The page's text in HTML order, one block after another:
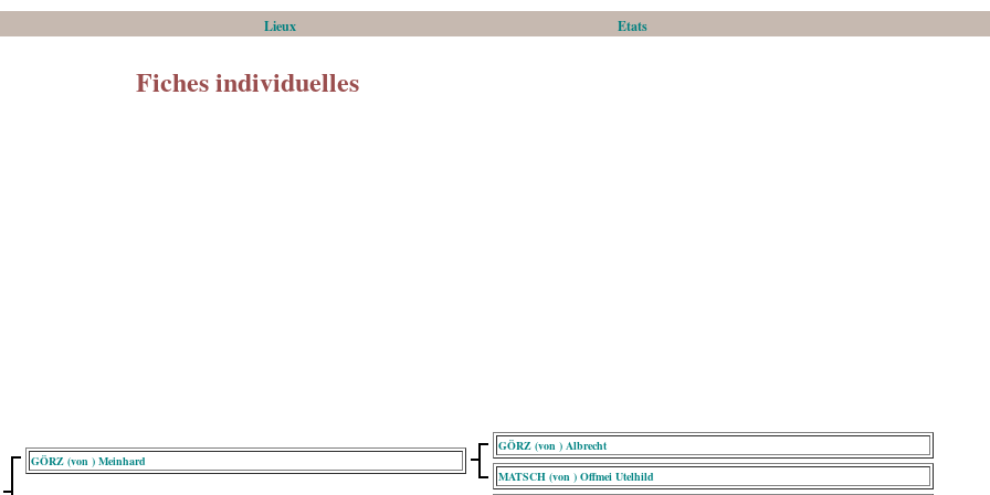
Lieux Etats
Fiches individuelles
GÖRZ (von ) Meinhard
GÖRZ (von ) Albrecht
MATSCH (von ) Offmei Utelhild